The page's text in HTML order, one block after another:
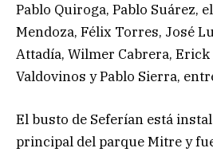
Pablo Quiroga, Pablo Suárez,
Mendoza, Félix Torres, José
Attadía, Wilmer Cabrera, Erick
Valdovinos y Pablo Sierra,
El busto de Seferían está
principal del parque Mitre y